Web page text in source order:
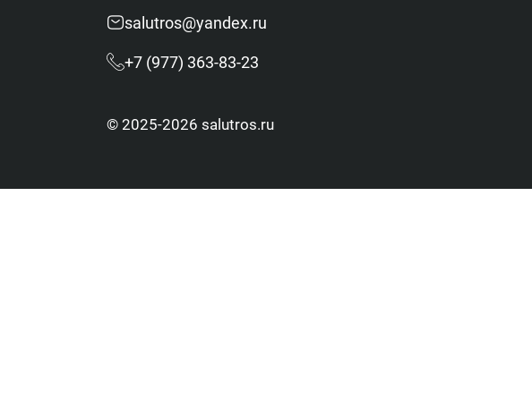
Оставьте заявку
для консультации
Доставка по России
salutros@yandex.ru
+7 (977) 363-83-23
© 2025-2026 salutros.ru